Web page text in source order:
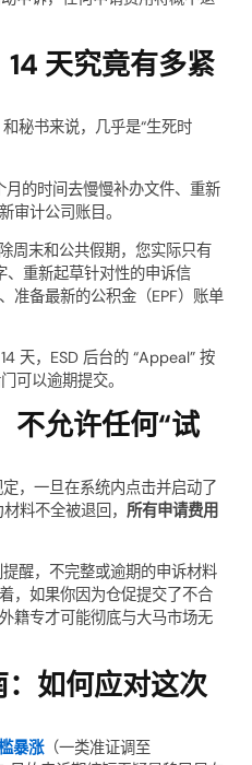
天究竟有多紧
秘书来说，几乎是“生死时
月的时间去慢慢补办文件、重新
审计公司账目。
周末和公共假期，您实际只有
、重新起草针对性的申诉信
准备最新的公积金（EPF）账单
天，ESD 后台的 “Appeal” 按
可以逾期提交。
不允许任何“试
，一旦在系统内点击并启动了
料不全被退回，所有申请费用
醒，不完整或逾期的申诉材料
，如果你因为仓促提交了不合
籍专才可能彻底与大马市场无
如何应对这次
暴涨（一类准证调至